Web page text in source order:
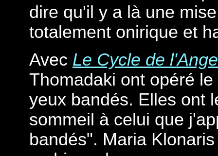
dire qu'il y a là une
totalement onirique et
Avec Le Cycle de l'Ange
Thomadaki ont opéré
yeux bandés. Elles ont
sommeil à celui que
bandés". Maria